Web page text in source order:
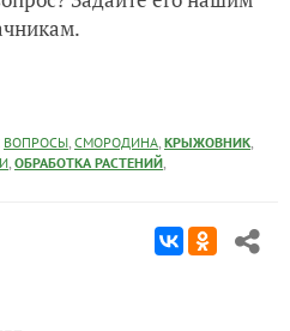
ВОПРОСЫ, СМОРОДИНА, КРЫЖОВНИК,
, ОБРАБОТКА РАСТЕНИЙ,